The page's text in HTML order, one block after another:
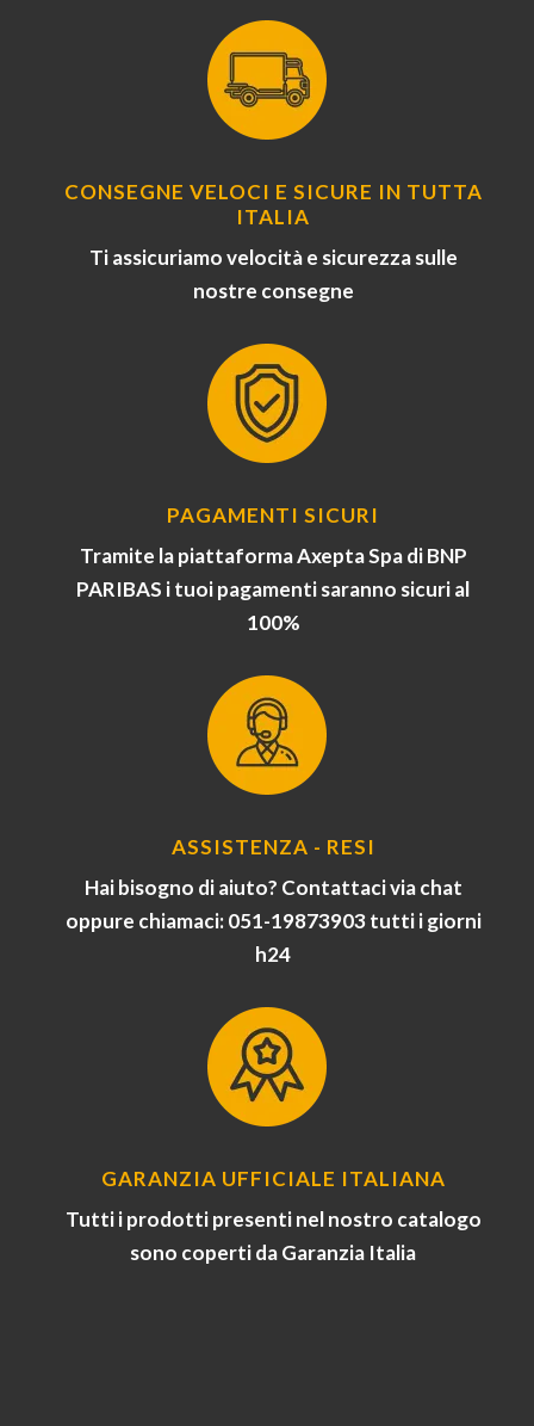
CONSEGNE VELOCI E SICURE IN TUTTA
ITALIA
Ti assicuriamo velocità e sicurezza sulle
nostre consegne
PAGAMENTI SICURI
Tramite la piattaforma Axepta Spa di BNP
PARIBAS i tuoi pagamenti saranno sicuri al
100%
ASSISTENZA - RESI
Hai bisogno di aiuto? Contattaci via chat
oppure chiamaci: 051-19873903 tutti i giorni
h24
GARANZIA UFFICIALE ITALIANA
Tutti i prodotti presenti nel nostro catalogo
sono coperti da Garanzia Italia